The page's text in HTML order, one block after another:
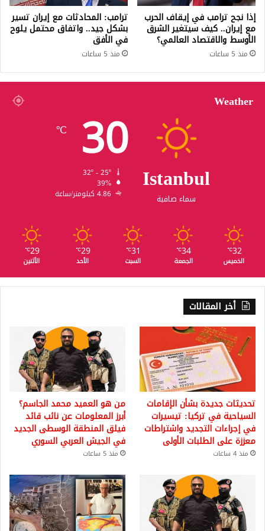
إذا نجح ترامب في إيقاف الحرب
مع إيران.. كيف سيتغير الشرق
الأوسط والاقتصاد العالمي؟
منذ 5 ساعات
ترامب: المحادثات مع إيران تسير
بشكل جيد.. واتفاق محتمل يلوح
في الأفق
منذ 5 ساعات
Weather
Istanbul
سماء صافية
30
℃
39%
4.86 كيلومتر/ساعة
32
℃
الخميس
34
℃
الجمعة
31
℃
السبت
29
℃
الأحد
29
℃
الأثنين
أخر المقالات
تحديثات جديدة بشأن الإقامات
السياحية في تركيا: تيسيرات
في إجراءات التجديد واشتراطات
معززة على الطلبات الأولى
منذ 4 ساعات
من هو العميد محمد الجاسم؟
أبرز المعلومات عن نائب قائد
فيلق المنطقة الوسطى الجديد
في الجيش العربي السوري
منذ 5 ساعات